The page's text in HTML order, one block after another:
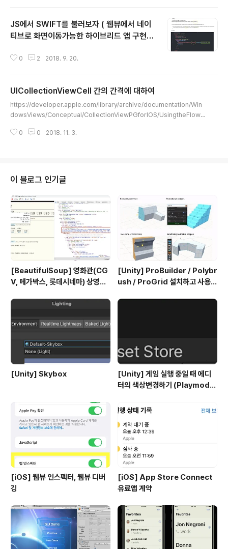
JS에서 SWIFT를 불러보자 ( 웹뷰에서 네이
티브로 화면이동가능한 하이브리드 앱 구현
0 2 2018. 9. 20.
UICollectionViewCell 간의 간격에 대하여
https://developer.apple.com/library/archive/documentation/Win
dowsViews/Conceptual/CollectionViewPGforIOS/UsingtheFlowL
ng이랑 실제 그려질때 actual spacing이랑 다른 것을 볼 수 있다 스택오버플
0 0 2018. 11. 3.
이 블로그 인기글
[BeautifulSoup] 영화관(CG
V, 메가박스, 롯데시네마) 상영시
[Unity] ProBuilder / Polybr
ush / ProGrid 설치하고 사용하
[Unity] Skybox
[Unity] 게임 실행 중일 때 에디
터의 색상변경하기 (Playmode
[iOS] 웹뷰 인스펙터, 웹뷰 디버
깅
[iOS] App Store Connect
유료앱 계약